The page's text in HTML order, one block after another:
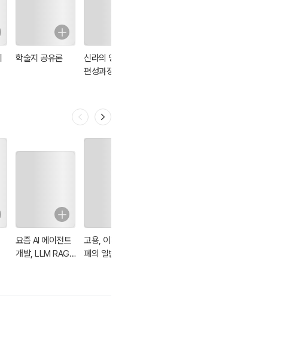
학술지 공유론
신라의 영역지배
편성과정과 외위
요즘 AI 에이전트
개발, LLM RAG
고용, 이자 및 화
폐의 일반이론